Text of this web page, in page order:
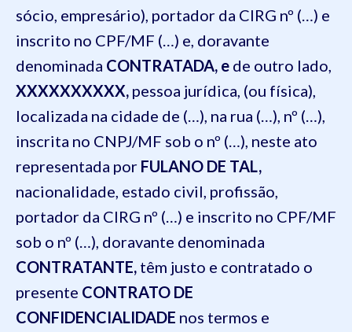
sócio, empresário), portador da CIRG nº (…) e
inscrito no CPF/MF (…) e, doravante
denominada CONTRATADA, e de outro lado,
XXXXXXXXXX, pessoa jurídica, (ou física),
localizada na cidade de (…), na rua (…), nº (…),
inscrita no CNPJ/MF sob o nº (…), neste ato
representada por FULANO DE TAL,
nacionalidade, estado civil, profissão,
portador da CIRG nº (…) e inscrito no CPF/MF
sob o nº (…), doravante denominada
CONTRATANTE, têm justo e contratado o
presente CONTRATO DE
CONFIDENCIALIDADE nos termos e